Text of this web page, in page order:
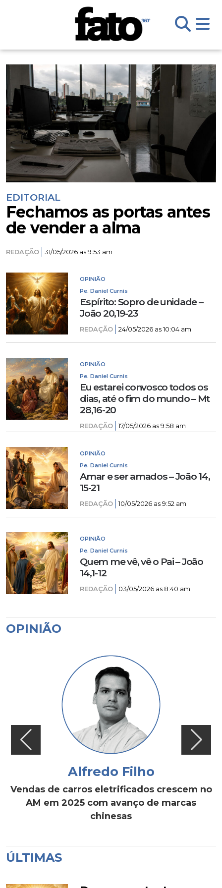
EDITORIAL
Fechamos as portas antes
de vender a alma
REDAÇÃO 31/05/2026 as 9:53 am
OPINIÃO
Pe. Daniel Curnis
Espírito: Sopro de unidade –
João 20,19-23
REDAÇÃO 24/05/2026 as 10:04 am
OPINIÃO
Pe. Daniel Curnis
Eu estarei convosco todos os
dias, até o fim do mundo – Mt
28,16-20
REDAÇÃO 17/05/2026 as 9:58 am
OPINIÃO
Pe. Daniel Curnis
Amar e ser amados – João 14,
15-21
REDAÇÃO 10/05/2026 as 9:52 am
OPINIÃO
Pe. Daniel Curnis
Quem me vê, vê o Pai – João
14,1-12
REDAÇÃO 03/05/2026 as 8:40 am
OPINIÃO
Alfredo Filho
Vendas de carros eletrificados crescem no
AM em 2025 com avanço de marcas
chinesas
ÚLTIMAS